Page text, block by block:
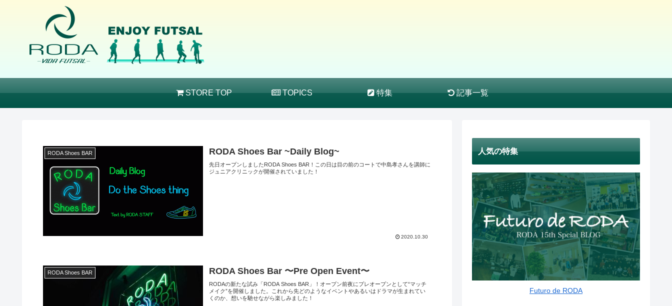
STORE TOP TOPICS 特集 記事一覧
RODA Shoes BAR RODA Shoes Bar ~Daily Blog~
先日オープンしましたRODA Shoes BAR！この日は目の前のコートで中島孝さんを講師に
ジュニアクリニックが開催されていました！
2020.10.30
RODA Shoes BAR RODA Shoes Bar 〜Pre Open Event〜
RODAの新たな試み「RODA Shoes BAR」！オープン前夜にプレオープンとして“マッチ
メイク”を開催しました。これから先どのようなイベントやあるいはドラマが生まれてい
くのか、想いを馳せながら楽しみました！
人気の特集
Futuro de RODA